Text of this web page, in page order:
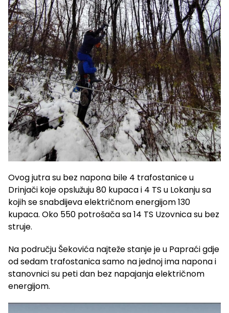
Ovog jutra su bez napona bile 4 trafostanice u
Drinjači koje opslužuju 80 kupaca i 4 TS u Lokanju sa
kojih se snabdijeva električnom energijom 130
kupaca. Oko 550 potrošača sa 14 TS Uzovnica su bez
struje.
Na području Šekovića najteže stanje je u Papraći gdje
od sedam trafostanica samo na jednoj ima napona i
stanovnici su peti dan bez napajanja električnom
energijom.